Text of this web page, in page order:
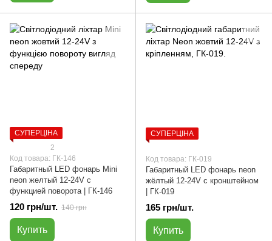
СУПЕРЦІНА
2
Код товара: ГК-146
Габаритный LED фонарь Mini
neon желтый 12-24V с
функцией поворота | ГК-146
120 грн/шт. 140 грн
Купить
СУПЕРЦІНА
Код товара: ГК-019
Габаритный LED фонарь neon
жёлтый 12-24V с кронштейном
| ГК-019
165 грн/шт.
Купить